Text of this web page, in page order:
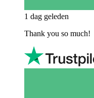
1 dag geleden
Thank you so much!